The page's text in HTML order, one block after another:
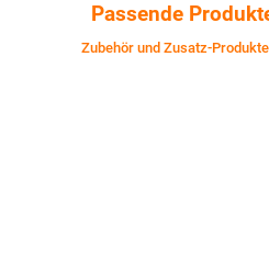
Passende
Zubehör und Zusatz-